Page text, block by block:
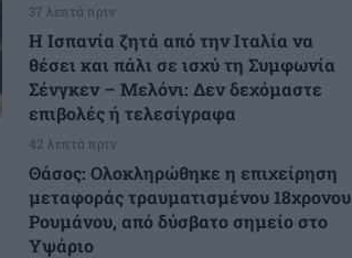
37 λεπτά πριν
H Ισπανία ζητά από την Ιταλία να
θέσει και πάλι σε ισχύ τη Συμφωνία
Σένγκεν – Μελόνι: Δεν δεχόμαστε
επιβολές ή τελεσίγραφα
42 λεπτά πριν
Θάσος: Ολοκληρώθηκε η επιχείρηση
μεταφοράς τραυματισμένου 18χρονου
Ρουμάνου, από δύσβατο σημείο στο
Υψάριο